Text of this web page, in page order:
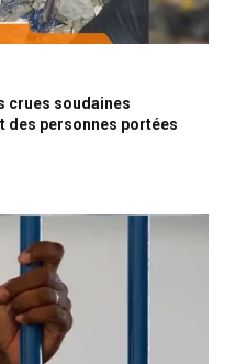
crues soudaines
des personnes portées